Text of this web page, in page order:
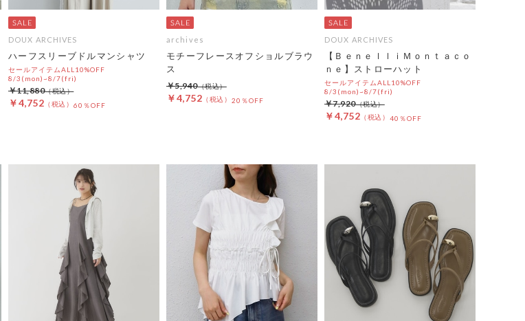
DOUX ARCHIVES
ハーフスリーブドルマンシャツ
セールアイテムALL10%OFF
8/3(mon)~8/7(fri)
￥4,752 60％OFF
￥11,880
archives
モチーフレースオフショルブラウ
ス
￥4,752 20％OFF
￥5,940
DOUX ARCHIVES
【ＢｅｎｅｌｌｉＭｏｎｔａｃｏ
ｎｅ】ストローハット
セールアイテムALL10%OFF
8/3(mon)~8/7(fri)
￥4,752 40％OFF
￥7,920